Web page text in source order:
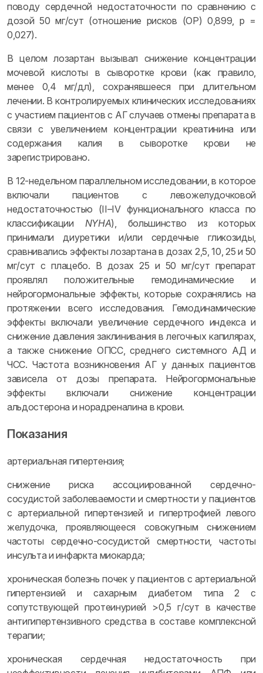
поводу сердечной недостаточности по сравнению с
дозой 50 мг/сут (отношение рисков (ОР) 0,899, р =
0,027).
В целом лозартан вызывал снижение концентрации
мочевой кислоты в сыворотке крови (как правило,
менее 0,4 мг/дл), сохранявшееся при длительном
лечении. В контролируемых клинических исследованиях
с участием пациентов с АГ случаев отмены препарата в
связи с увеличением концентрации креатинина или
содержания калия в сыворотке крови не
зарегистрировано.
В 12-недельном параллельном исследовании, в которое
включали пациентов с левожелудочковой
недостаточностью (II–IV функционального класса по
классификации NYHA), большинство из которых
принимали диуретики и/или сердечные гликозиды,
сравнивались эффекты лозартана в дозах 2,5, 10, 25 и 50
мг/сут с плацебо. В дозах 25 и 50 мг/сут препарат
проявлял положительные гемодинамические и
нейрогормональные эффекты, которые сохранялись на
протяжении всего исследования. Гемодинамические
эффекты включали увеличение сердечного индекса и
снижение давления заклинивания в легочных капилярах,
а также снижение ОПСС, среднего системного АД и
ЧСС. Частота возникновения АГ у данных пациентов
зависела от дозы препарата. Нейрогормональные
эффекты включали снижение концентрации
альдостерона и норадреналина в крови.
Показания
артериальная гипертензия;
cнижение риска ассоциированной сердечно-
сосудистой заболеваемости и смертности у пациентов
с артериальной гипертензией и гипертрофией левого
желудочка, проявляющееся совокупным снижением
частоты сердечно-сосудистой смертности, частоты
инсульта и инфаркта миокарда;
хроническая болезнь почек у пациентов с артериальной
гипертензией и сахарным диабетом типа 2 с
сопутствующей протеинурией >0,5 г/сут в качестве
антигипертензивного средства в составе комплексной
терапии;
хроническая сердечная недостаточность при